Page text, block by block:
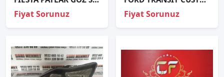
Fiyat Sorunuz Fiyat Sorunuz